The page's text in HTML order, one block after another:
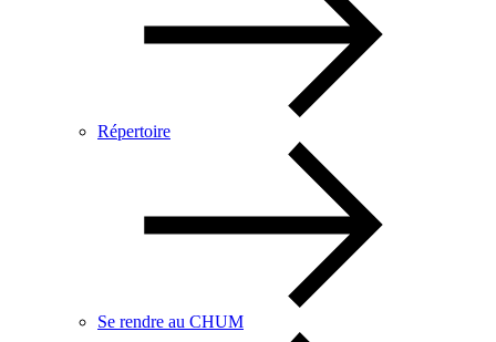
Répertoire
Se rendre au CHUM